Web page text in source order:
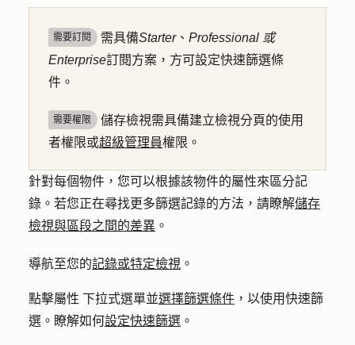
需要訂閱 需具備Starter、 Professional 或
Enterprise訂閱方案，方可設定快速篩選條
件。
需要權限
儲存檢視需具備建立檢視分頁的使用
者權限或超級管理員權限。
針對每個物件，您可以根據該物件的屬性來區分記
錄。若您正在尋找更多篩選記錄的方法，請瞭解儲存
檢視與區段之間的差異 。
導航至您的記錄或特定檢視 。
點擊屬性 下拉式選單並選擇篩選條件 ，以使用快速篩
選。瞭解如何設定快速篩選 。